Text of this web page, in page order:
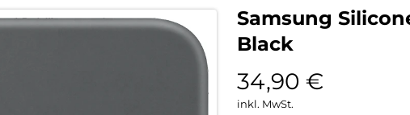
Samsung
Black
34,90 €
inkl. MwSt.